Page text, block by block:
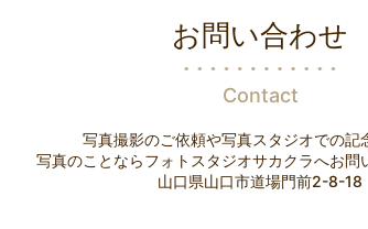
お問い合わせ
Contact
写真撮影のご依頼や写真スタジオでの記
写真のことならフォトスタジオサカクラへお問
山口県山口市道場門前2-8-18